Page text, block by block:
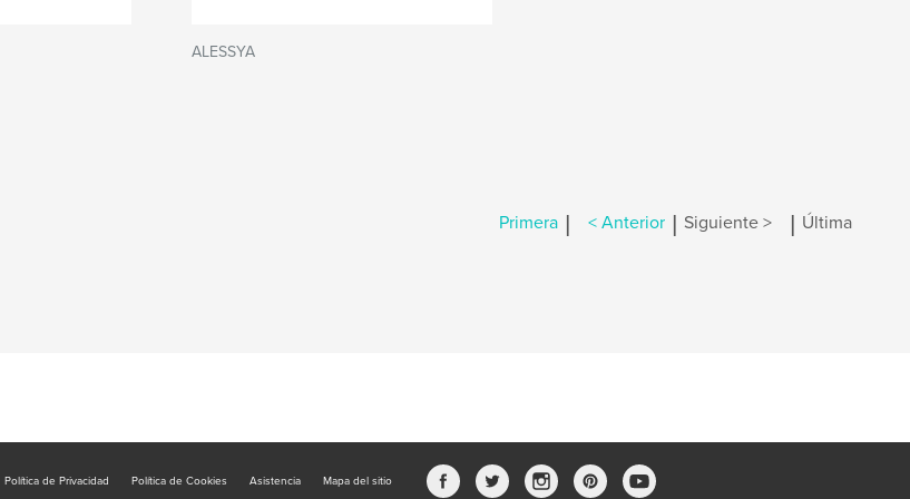
ALESSYA
Primera | < Anterior | Siguiente > | Última
Política de Privacidad Política de Cookies Asistencia Mapa del sitio